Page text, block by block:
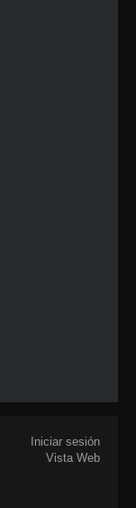
Iniciar sesión
Vista Web